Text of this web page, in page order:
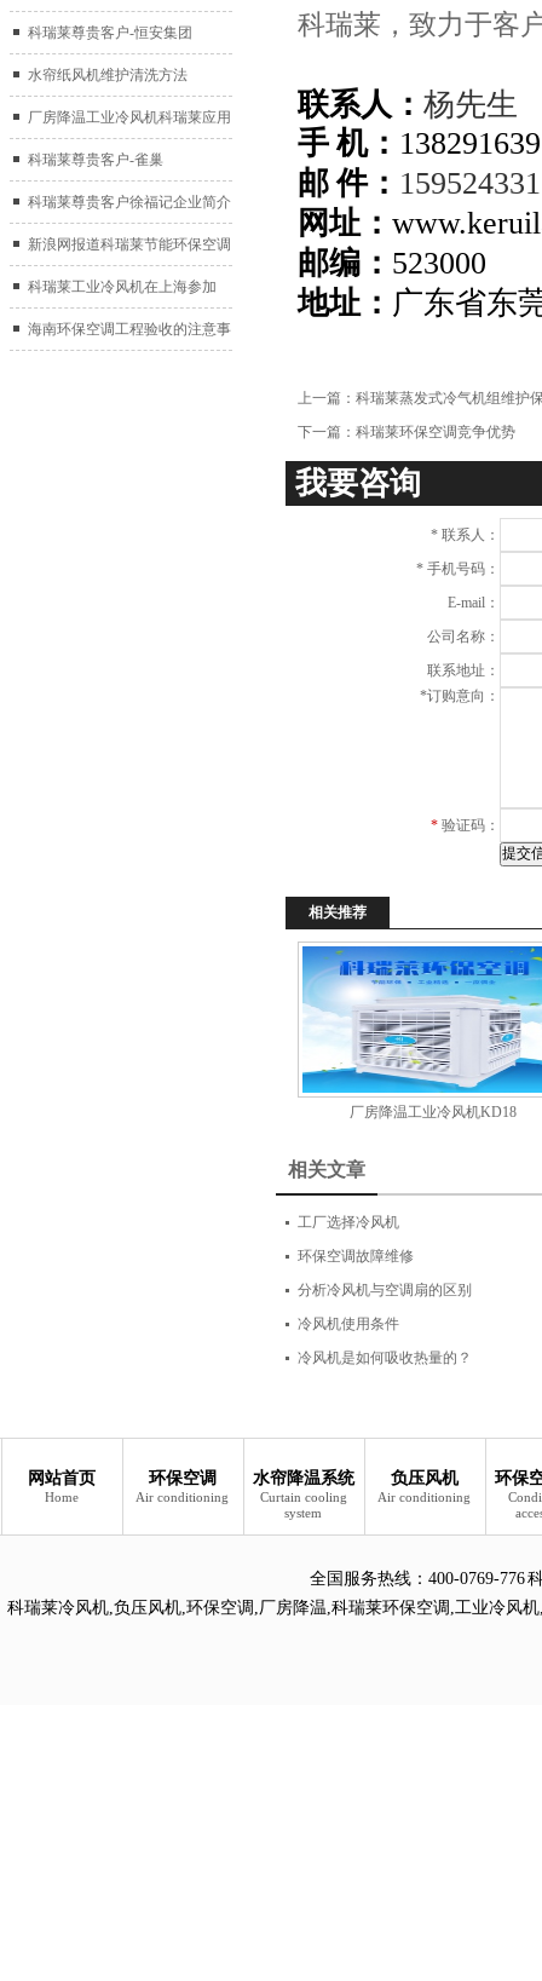
运仓库通风降温
科瑞莱尊贵客户-恒安集团
水帘纸风机维护清洗方法
厂房降温工业冷风机科瑞莱应用
于广州制鞋厂
科瑞莱尊贵客户-雀巢
科瑞莱尊贵客户徐福记企业简介
新浪网报道科瑞莱节能环保空调
扇
科瑞莱工业冷风机在上海参加
2017中国制冷展
海南环保空调工程验收的注意事
科瑞莱，致力于客
联系人： 杨先生
手 机：
邮 件：
网址：
邮编： 523000
地址： 广东省东
上一篇： 科瑞莱蒸发式冷气机组维护
下一篇： 科瑞莱环保空调竞争优势
我要咨询
* 联系人：
* 手机号码：
E-mail：
公司名称：
联系地址：
*订购意向：
* 验证码：
相关推荐
厂房降温工业冷风机KD18
相关文章
工厂选择冷风机
环保空调故障维修
分析冷风机与空调扇的区别
冷风机使用条件
冷风机是如何吸收热量的？
网站首页
Home
环保空调
Air conditioning
水帘降温系统
Curtain cooling
system
负压风机
Air conditioning
环保
全国服务热线： 400-0769-776
科瑞莱冷风机,负压风机,环保空调 ,厂房降温,科瑞莱环保空调 ,工业冷风机